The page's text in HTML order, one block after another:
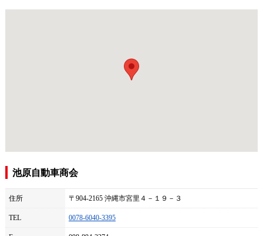
池原自動車商会
住所 〒904-2165 沖縄市宮里４－１９－３
TEL 0078-6040-3395